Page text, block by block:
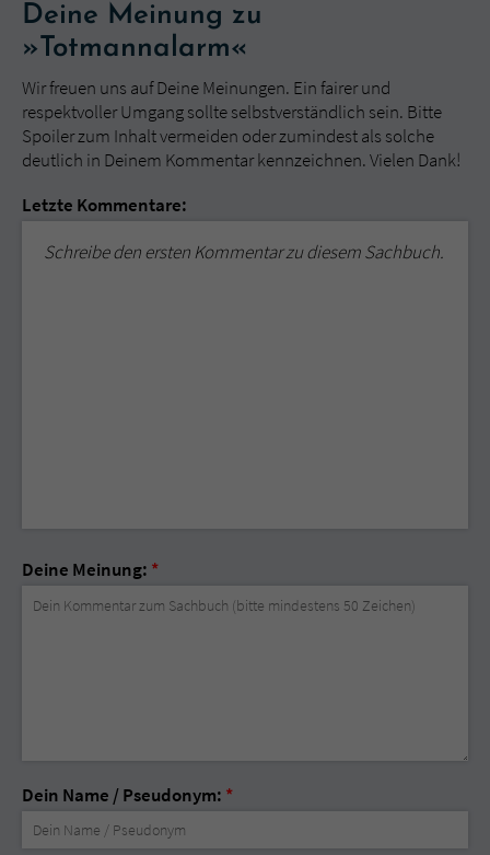
Deine Meinung zu
»Totmannalarm«
Wir freuen uns auf Deine Meinungen. Ein fairer und
respektvoller Umgang sollte selbstverständlich sein. Bitte
Spoiler zum Inhalt vermeiden oder zumindest als solche
deutlich in Deinem Kommentar kennzeichnen. Vielen Dank!
Letzte Kommentare:
Schreibe den ersten Kommentar zu diesem Sachbuch.
Deine Meinung: *
Dein Name / Pseudonym: *